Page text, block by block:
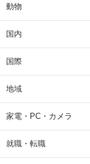
動物
国内
国際
地域
家電・PC・カメラ
就職・転職